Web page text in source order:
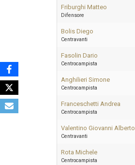
Friburghi Matteo
Difensore
Bolis Diego
Centravanti
Fasolin Dario
Centrocampista
Anghilieri Simone
Centrocampista
Franceschetti Andrea
Centrocampista
Valentino Giovanni Alberto
Centravanti
Rota Michele
Centrocampista